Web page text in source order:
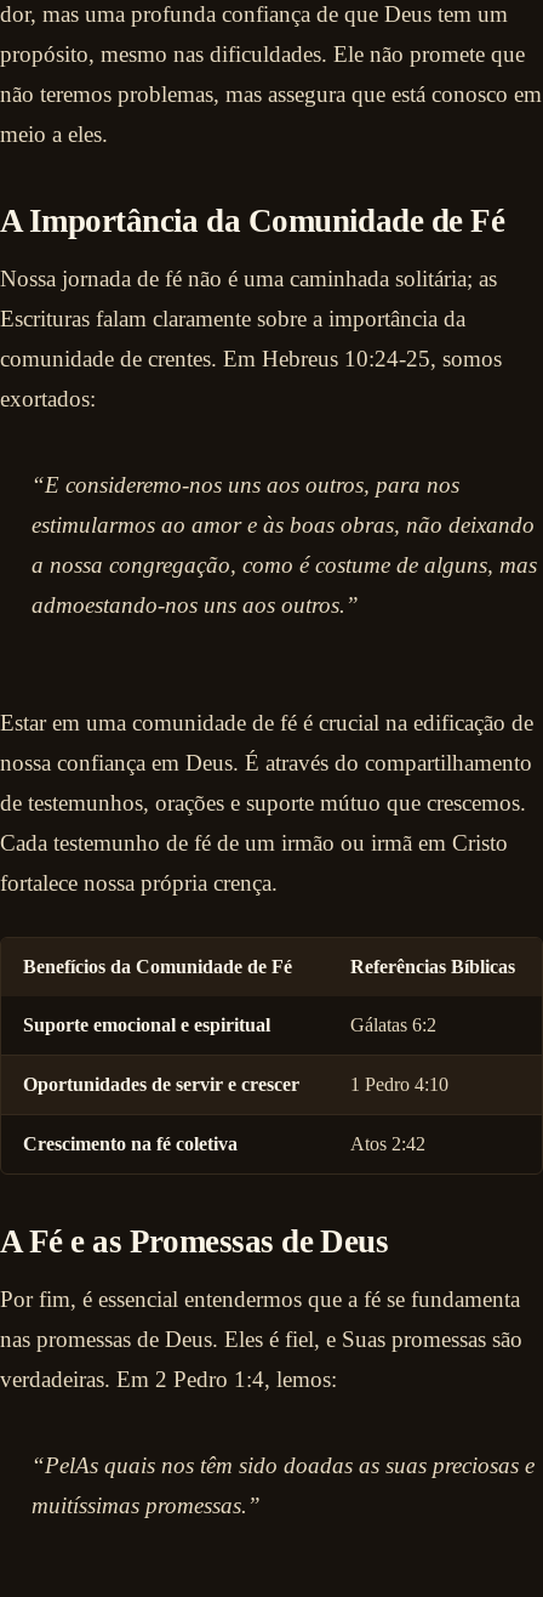
dor, mas uma profunda confiança de que Deus tem um
propósito, mesmo nas dificuldades. Ele não promete que
não teremos problemas, mas assegura que está conosco em
meio a eles.
A Importância da Comunidade de Fé
Nossa jornada de fé não é uma caminhada solitária; as
Escrituras falam claramente sobre a importância da
comunidade de crentes. Em Hebreus 10:24-25, somos
exortados:
“E consideremo-nos uns aos outros, para nos
estimularmos ao amor e às boas obras, não deixando
a nossa congregação, como é costume de alguns, mas
admoestando-nos uns aos outros.”
Estar em uma comunidade de fé é crucial na edificação de
nossa confiança em Deus. É através do compartilhamento
de testemunhos, orações e suporte mútuo que crescemos.
Cada testemunho de fé de um irmão ou irmã em Cristo
fortalece nossa própria crença.
Benefícios da Comunidade de Fé Referências Bíblicas
Suporte emocional e espiritual Gálatas 6:2
Oportunidades de servir e crescer 1 Pedro 4:10
Crescimento na fé coletiva Atos 2:42
A Fé e as Promessas de Deus
Por fim, é essencial entendermos que a fé se fundamenta
nas promessas de Deus. Eles é fiel, e Suas promessas são
verdadeiras. Em 2 Pedro 1:4, lemos:
“PelAs quais nos têm sido doadas as suas preciosas e
muitíssimas promessas.”